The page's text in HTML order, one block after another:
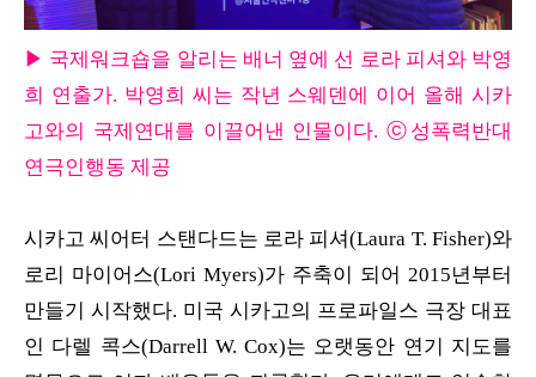
▶ 국제워크숍을 알리는 배너 옆에 선 로라 피셔와 박영
희 연출가. 박영희 씨는 작년 스웨덴에 이어 올해 시카
고와의 국제연대를 이끌어낸 인물이다. ⓒ성폭력반대
연극인행동 제공
시카고 씨어터 스탠다드는 로라 피셔(Laura T. Fisher)와
로리 마이어스(Lori Myers)가 주축이 되어 2015년부터
만들기 시작했다. 미국 시카고의 프로파일스 극장 대표
인 다렐 콕스(Darrell W. Cox)는 오랫동안 연기 지도를